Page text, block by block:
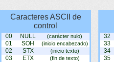
Caracteres ASCII de
control
00 NULL (carácter nulo)
01 SOH (inicio encabezado)
02 STX (inicio texto)
03 ETX (fin de texto)
32
33
34
35